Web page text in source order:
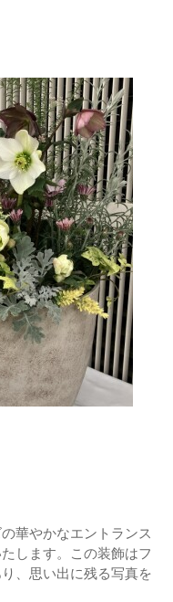
華やかなエントランス
します。この装飾はフ
、思い出に残る写真を